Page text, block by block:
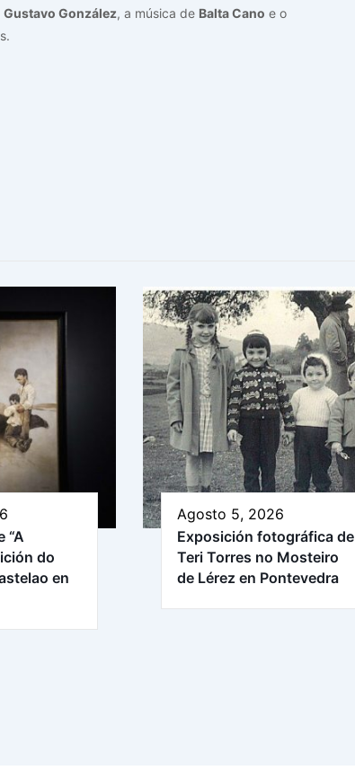
Gustavo González, a música de Balta Cano e o
“A
do
en
Agosto 5, 2026
Exposición fotográfica de
Teri Torres no Mosteiro
de Lérez en Pontevedra